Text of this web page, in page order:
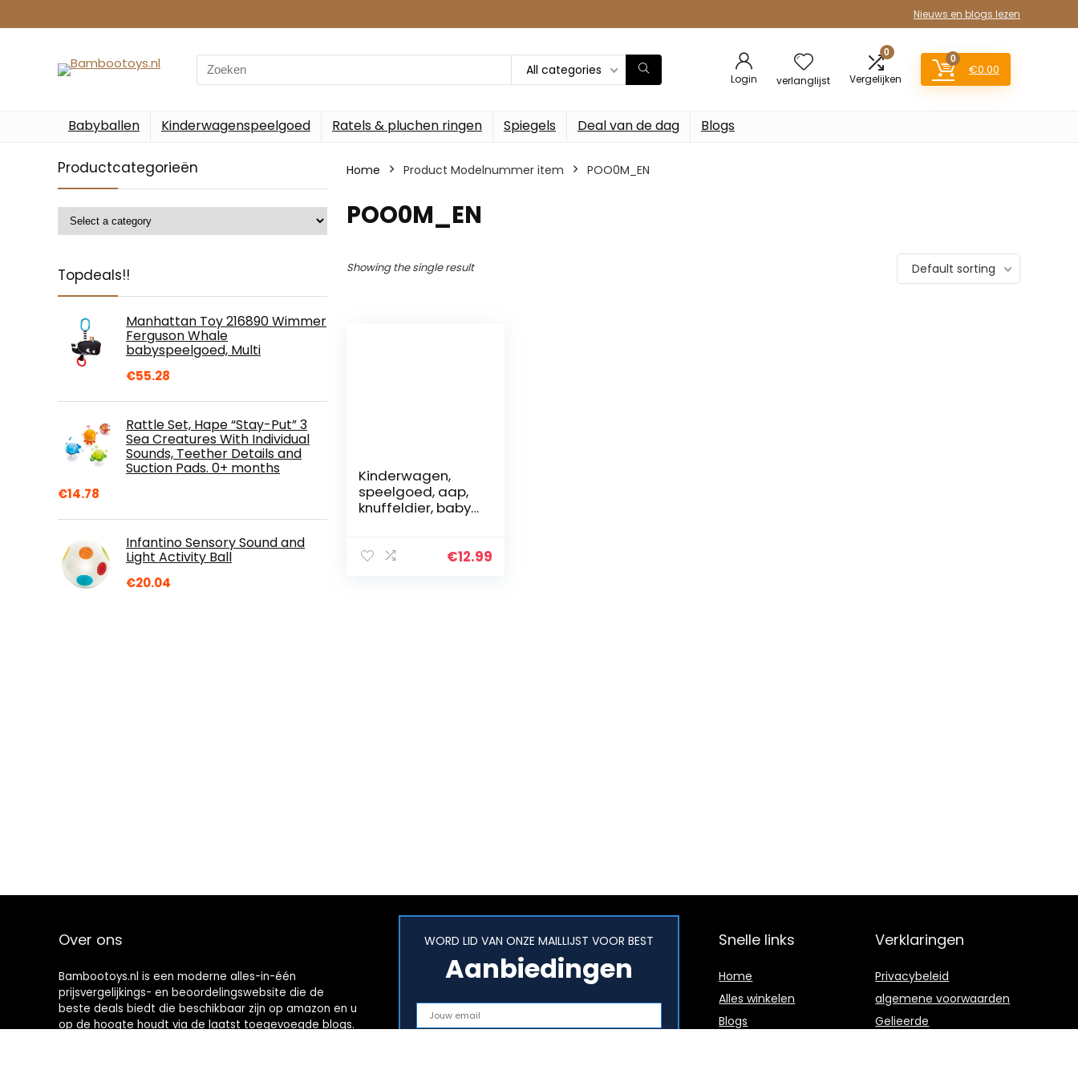
Nieuws en blogs lezen
Search
for:
All categories
Login verlanglijst
0
Vergelijken
0
€0.00
Babyballen Kinderwagenspeelgoed Ratels & pluchen ringen Spiegels Deal van de dag Blogs
Productcategorieën
Topdeals!!
Manhattan Toy 216890 Wimmer
Ferguson Whale
babyspeelgoed, Multi
€55.28
Rattle Set, Hape “Stay-Put” 3
Sea Creatures With Individual
Sounds, Teether Details and
Suction Pads. 0+ months
€14.78
Infantino Sensory Sound and
Light Activity Ball
€20.04
Home Product Modelnummer item ‎POO0M_EN
‎POO0M_EN
Showing the single result Default sorting
Kinderwagen,
speelgoed, aap,
knuffeldier, baby
babyzitje,
€12.99
Over ons
Bambootoys.nl is een moderne alles-in-één
prijsvergelijkings- en beoordelingswebsite die de
beste deals biedt die beschikbaar zijn op amazon en u
op de hoogte houdt via de laatst toegevoegde blogs.
WORD LID VAN ONZE MAILLIJST VOOR BEST
Aanbiedingen
Snelle links
Home
Alles winkelen
Blogs
Verklaringen
Privacybeleid
algemene voorwaarden
Gelieerde